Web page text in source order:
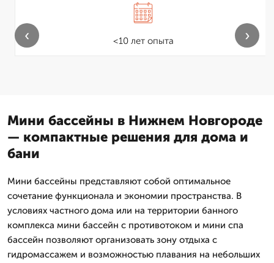
<10 лет опыта
‹ ›
Мини бассейны в Нижнем Новгороде
— компактные решения для дома и
бани
Мини бассейны представляют собой оптимальное
сочетание функционала и экономии пространства. В
условиях частного дома или на территории банного
комплекса мини бассейн с противотоком и мини спа
бассейн позволяют организовать зону отдыха с
гидромассажем и возможностью плавания на небольших